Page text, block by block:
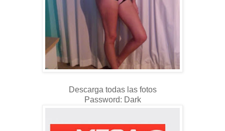
Descarga todas las fotos
Password: Dark